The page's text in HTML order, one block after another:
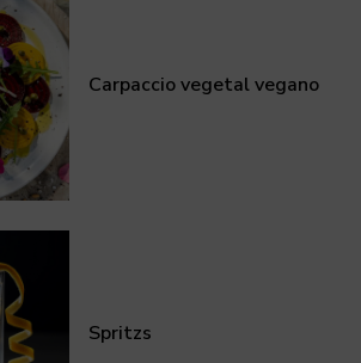
Carpaccio vegetal vegano
Spritzs